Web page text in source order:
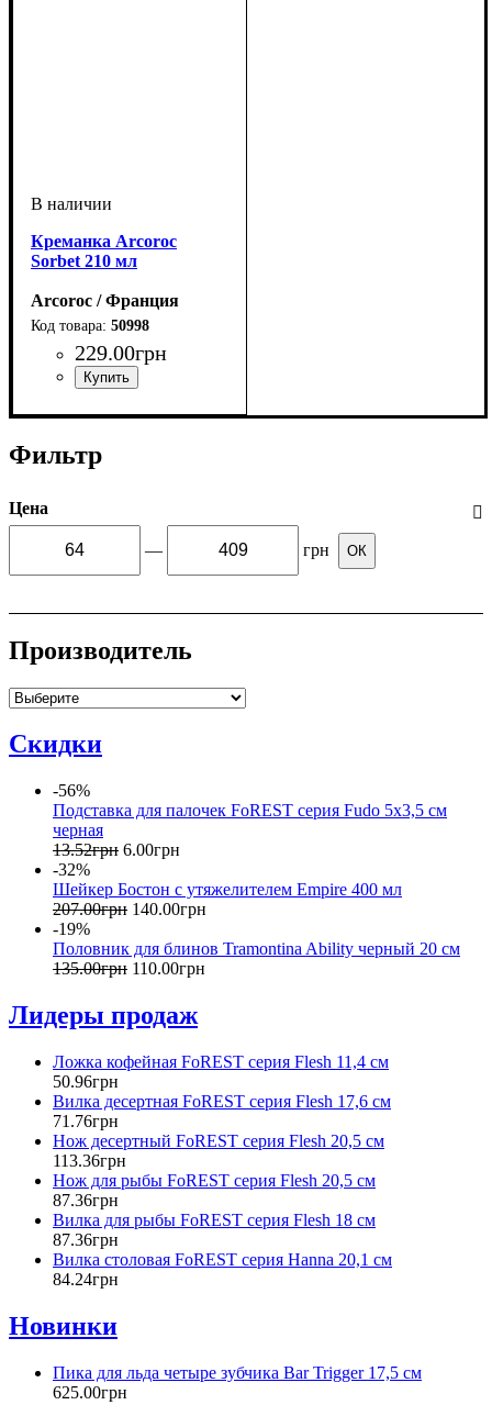
Креманка Arcoroc
Sorbet 210 мл
Arcoroc / Франция
50998
229.00грн
Фильтр
Цена
— грн ОК
Производитель
Скидки
-56%
Подставка для палочек FoREST серия Fudo 5х3,5 см
черная
13.52грн 6.00грн
-32%
Шейкер Бостон с утяжелителем Empire 400 мл
207.00грн 140.00грн
-19%
Половник для блинов Tramontina Ability черный 20 см
135.00грн 110.00грн
Лидеры продаж
Ложка кофейная FoREST серия Flesh 11,4 см
50.96грн
Вилка десертная FoREST серия Flesh 17,6 см
71 .76грн
Нож десертный FoREST серия Flesh 20,5 см
113.36грн
Нож для рыбы FoREST серия Flesh 20,5 см
87.36грн
Вилка для рыбы FoREST серия Flesh 18 см
87.36грн
Вилка столовая FoREST серия Hanna 20,1 см
84.24грн
Новинки
Пика для льда четыре зубчика Bar Trigger 17,5 см
625.00грн